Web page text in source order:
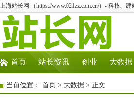
上海站长网 （https://www.021zz.com.cn/）- 科技、
首页 站长资讯 创业 大数据
当前位置： 首页 > 大数据 > 正文